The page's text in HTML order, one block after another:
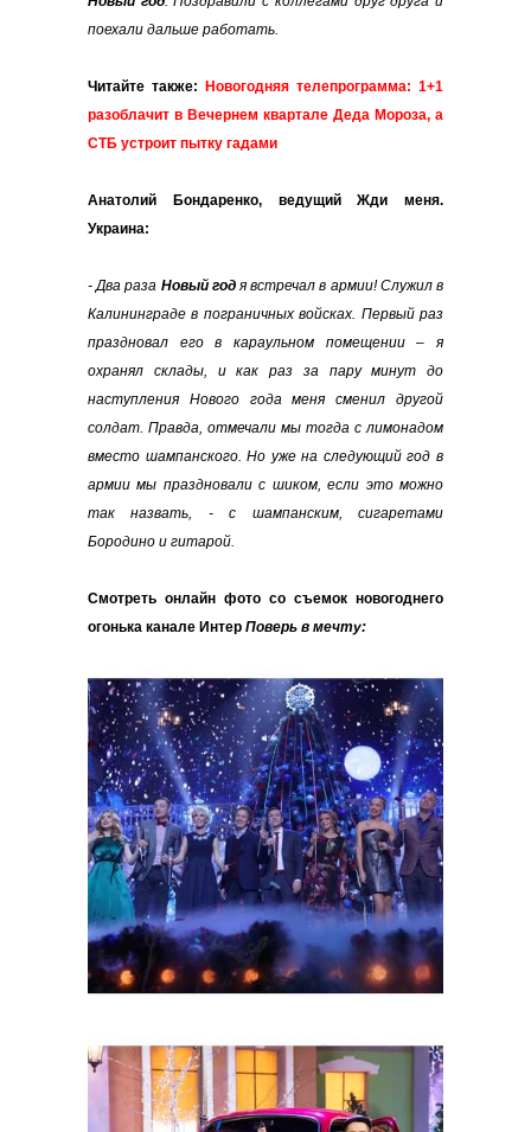
поехали дальше работать.
Читайте также:
Новогодняя телепрограмма: 1+1
разоблачит в Вечернем квартале Деда Мороза, а
СТБ устроит пытку гадами
Анатолий Бондаренко, ведущий Жди меня.
Украина:
- Два раза Новый годя встречал в армии! Служил в
Калининграде в пограничных войсках. Первый раз
праздновал его в караульном помещении – я
охранял склады, и как раз за пару минут до
наступления Нового года меня сменил другой
солдат. Правда, отмечали мы тогда с лимонадом
вместо шампанского. Но уже на следующий год в
армии мы праздновали с шиком, если это можно
так назвать, - с шампанским, сигаретами
Бородино и гитарой.
Смотреть онлайн фото со съемок новогоднего
огонька канале Интер Поверь в мечту: